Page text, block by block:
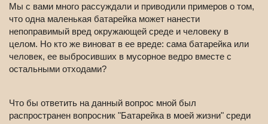
Мы с вами много рассуждали и приводили примеров о том,
что одна маленькая батарейка может нанести
непоправимый вред окружающей среде и человеку в
целом. Но кто же виноват в ее вреде: сама батарейка или
человек, ее выбросивших в мусорное ведро вместе с
остальными отходами?
Что бы ответить на данный вопрос мной был
распространен вопросник "Батарейка в моей жизни" среди